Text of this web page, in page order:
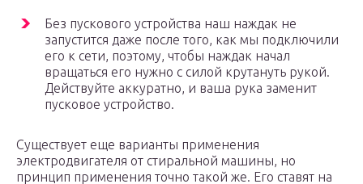
Без пускового устройства наш наждак не
запустится даже после того, как мы подключили
его к сети, поэтому, чтобы наждак начал
вращаться его нужно с силой крутануть рукой.
Действуйте аккуратно, и ваша рука заменит
пусковое устройство.
Существует еще варианты применения
электродвигателя от стиральной машины, но
принцип применения точно такой же. Его ставят на